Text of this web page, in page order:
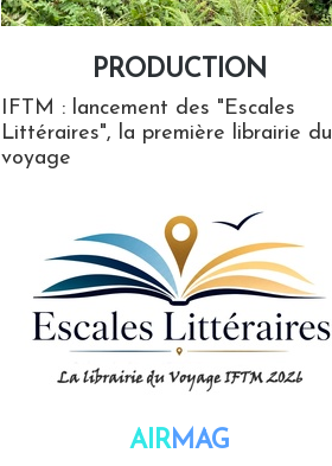
PRODUCTION
IFTM : lancement des "Escales
Littéraires", la première librairie du
voyage
AIRMAG